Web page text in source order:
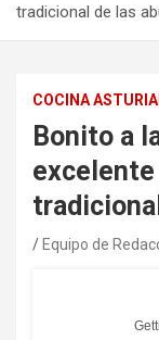
tradicional de las
COCINA
Bonito a
Equipo de